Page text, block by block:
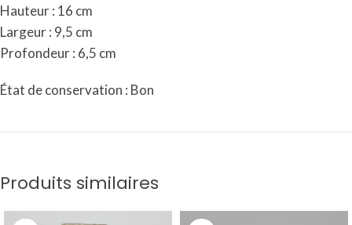
Hauteur : 16 cm
Largeur : 9,5 cm
Profondeur : 6,5 cm
État de conservation : Bon
Produits similaires